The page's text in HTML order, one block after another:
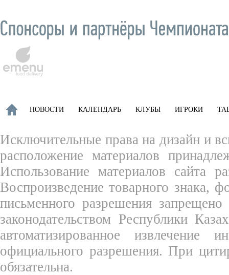
НОВОСТИ КАЛЕНДАРЬ КЛУБЫ ИГРОКИ
Исключительные права на дизайн и
расположение материалов
Использование материалов сайта
Воспроизведение товарного знака,
письменного разрешения
законодательством Республики
автоматизированное
официального разрешения. При
обязательна.